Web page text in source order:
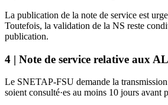
La publication de la note de service est
Toutefois, la validation de la NS reste
publication.
4 | Note de service relative aux
Le SNETAP‑FSU demande la
soient consulté·es au moins 10 jours avant